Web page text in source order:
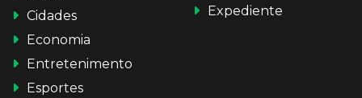
Cidades
Economia
Entretenimento
Esportes
Expediente